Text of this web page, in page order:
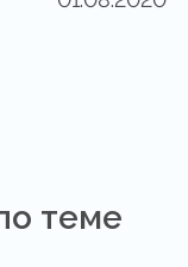
теме